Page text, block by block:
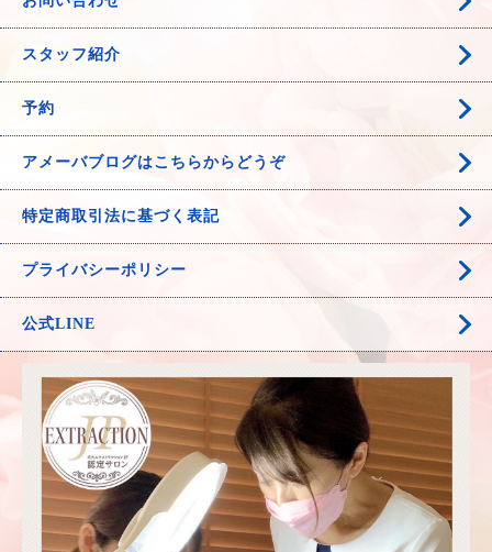
スタッフ紹介
予約
アメーバブログはこちらからどうぞ
特定商取引法に基づく表記
プライバシーポリシー
公式LINE